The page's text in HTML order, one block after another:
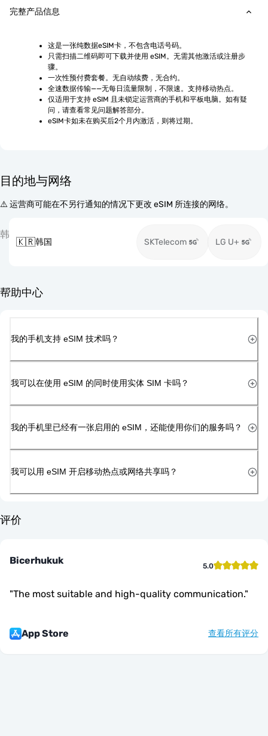
完整产品信息
这是一张纯数据eSIM卡，不包含电话号码。
只需扫描二维码即可下载并使用 eSIM。无需其他激活或注册步
骤。
一次性预付费套餐。无自动续费，无合约。
全速数据传输——无每日流量限制，不限速。支持移动热点。
仅适用于支持 eSIM 且未锁定运营商的手机和平板电脑。如有疑
问，请查看常见问题解答部分。
eSIM卡如未在购买后2个月内激活，则将过期。
目的地与网络
⚠️ 运营商可能在不另行通知的情况下更改 eSIM 所连接的网络。
韩
🇰🇷韩国 SKTelecom LG U+
帮助中心
我的手机支持 eSIM 技术吗？
我可以在使用 eSIM 的同时使用实体 SIM 卡吗？
我的手机里已经有一张启用的 eSIM，还能使用你们的服务吗？
我可以用 eSIM 开启移动热点或网络共享吗？
评价
Bicerhukuk 5.0
"The most suitable and high-quality communication."
App Store 查看所有评分